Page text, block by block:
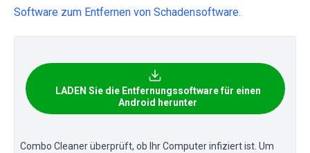
Software zum Entfernen von Schadensoftware.
LADEN Sie die Entfernungssoftware für einen
Android herunter
Combo Cleaner überprüft, ob Ihr Computer infiziert ist. Um